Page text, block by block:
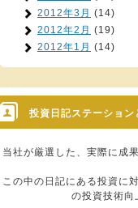
2012年3月 (14)
2012年2月 (19)
2012年1月 (14)
投資日記ステーション
当社が厳選した、実際に成
この中の日記にある投資に
の投資技術向